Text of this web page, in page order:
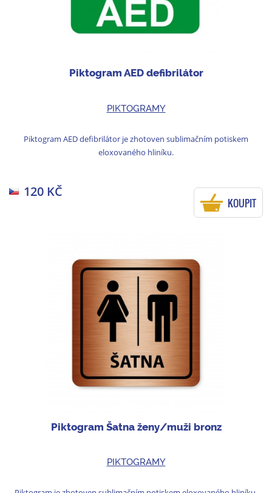
Piktogram AED defibrilátor
PIKTOGRAMY
Piktogram AED defibrilátor je zhotoven sublimačním potiskem
eloxovaného hliníku.
120 KČ
KOUPIT
Piktogram Šatna ženy/muži bronz
PIKTOGRAMY